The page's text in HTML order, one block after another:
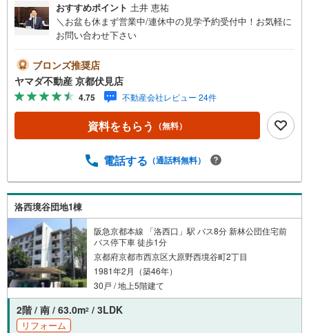
おすすめポイント 土井 恵祐
＼お盆も休まず営業中/連休中の見学予約受付中！お気軽に
お問い合わせ下さい
ブロンズ推奨店
ヤマダ不動産 京都伏見店
4.75 不動産会社レビュー 24件
資料をもらう （無料）
電話する （通話料無料）
洛西境谷団地1棟
阪急京都本線 「洛西口」駅 バス8分 新林公団住宅前
バス停下車 徒歩1分
京都府京都市西京区大原野西境谷町2丁目
1981年2月（築46年）
30戸 / 地上5階建て
2階 / 南 / 63.0m2 / 3LDK
リフォーム